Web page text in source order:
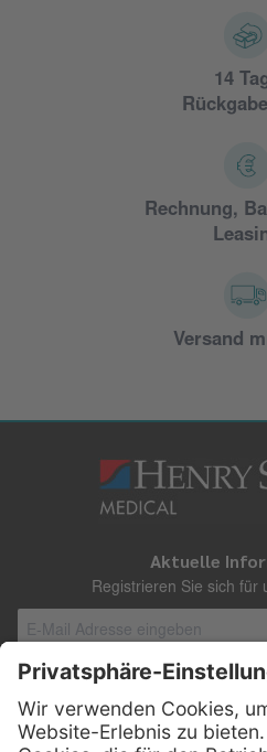
14
Rechnung,
Versand
Aktuelle
Registrieren Sie sich für
Henry Schein